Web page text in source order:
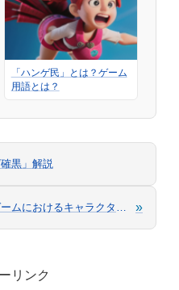
「ハンゲ民」とは？ゲーム
用語とは？
黒」解説
キャラセレとは？オンラインゲームにおけるキャラクター選択の仕組み »
リンク